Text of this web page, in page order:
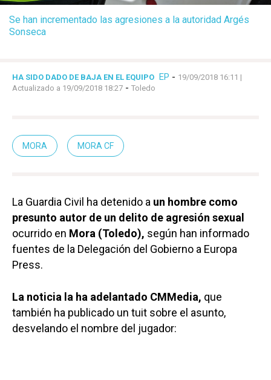
Se han incrementado las agresiones a la autoridad Argés
Sonseca
HA SIDO DADO DE BAJA EN EL EQUIPO EP - 19/09/2018 16:11 |
Actualizado a 19/09/2018 18:27 - Toledo
MORA MORA CF
La Guardia Civil ha detenido a un hombre como
presunto autor de un delito de agresión sexual
ocurrido en Mora (Toledo), según han informado
fuentes de la Delegación del Gobierno a Europa
Press.
La noticia la ha adelantado CMMedia, que
también ha publicado un tuit sobre el asunto,
desvelando el nombre del jugador: